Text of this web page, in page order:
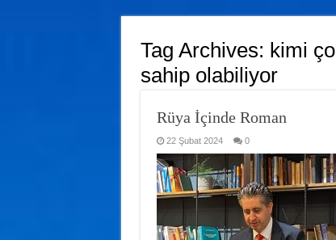
Tag Archives: kimi
sahip olabiliyor
Rüya İçinde Roman
22 Şubat 2024 0